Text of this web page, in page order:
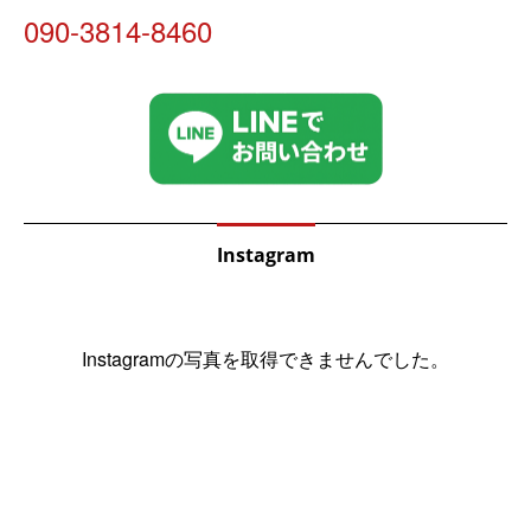
090-3814-8460
Instagram
Instagramの写真を取得できませんでした。